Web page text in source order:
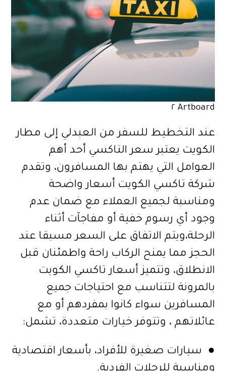
Artboard ٢
عند التخطيط للسفر من العبدلي إلى مطار
الكويت يعتبر سعر التاكسي أحد أهم
العوامل التي يهتم بها المسافرون، وتقدم
شركة تاكسي الكويت أسعار واضحة
ومناسبة لجميع العملاء مع ضمان عدم
وجود أي رسوم خفية أو مفاجآت أثناء
الرحلة،ويتم الاتفاق على السعر مسبقا عند
الحجز مما يمنح الركاب راحة واطمئنان قبل
الانطلاق، وتتميز أسعار تاكسي الكويت
بالمرونة لتتناسب مع احتياجات جميع
المسافرين سواء كانوا بمفردهم أو مع
عائلاتهم ، وتتوفر خيارات متعددة، تشمل:
● سيارات صغيرة للأفراد، بأسعار اقتصادية